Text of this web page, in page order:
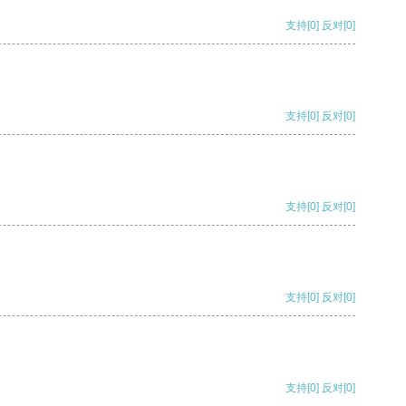
支持[0] 反对[0]
支持[0] 反对[0]
支持[0] 反对[0]
支持[0] 反对[0]
支持[0] 反对[0]